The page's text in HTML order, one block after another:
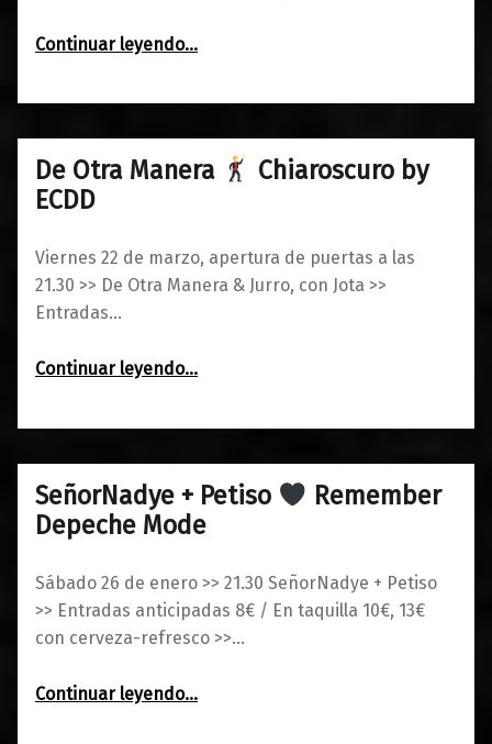
Continuar leyendo“Jueves 19 de marzo: Pablo Cobollo • Viernes 20 de marzo: La Trup // Gran Ganga con Ángel Pop”
…
De Otra Manera
Chiaroscuro by
ECDD
Viernes 22 de marzo, apertura de puertas a las
21.30 >> De Otra Manera & Jurro, con Jota >>
Entradas…
Continuar leyendoChiaroscuro by ECDD”
…
12/03/2019
0
Maravillas
SeñorNadye + Petiso
Remember
Depeche Mode
Sábado 26 de enero >> 21.30 SeñorNadye + Petiso
>> Entradas anticipadas 8€ / En taquilla 10€, 13€
con cerveza-refresco >>…
Continuar leyendoRemember Depeche Mode”
…
22/01/2019
0
Maravillas